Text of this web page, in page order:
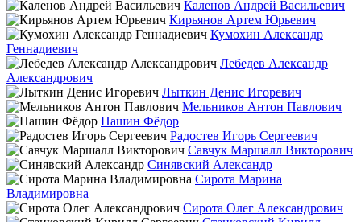
Каленов Андрей Васильевич
Кирьянов Артем Юрьевич
Кумохин Александр
Геннадиевич
Лебедев Александр
Александрович
Лыткин Денис Игоревич
Мельников Антон Павлович
Пашин Фёдор
Радостев Игорь Сергеевич
Савчук Маршалл Викторович
Синявский Александр
Сирота Марина
Владимировна
Сирота Олег Александрович